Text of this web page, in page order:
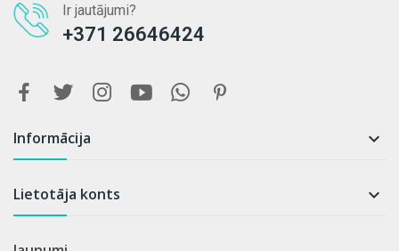
Ir jautājumi?
+371 26646424
Informācija 
Lietotāja konts 